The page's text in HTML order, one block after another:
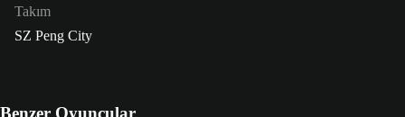
Takım
SZ Peng City
Benzer Oyuncular